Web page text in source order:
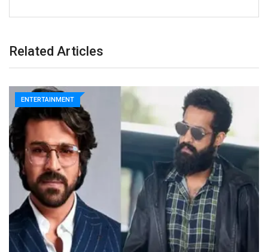
Related Articles
ENTERTAINMENT